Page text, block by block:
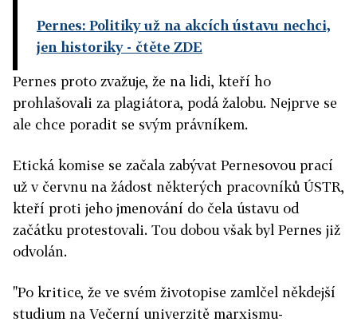
Pernes: Politiky už na akcích ústavu nechci,
jen historiky- čtěte ZDE
Pernes proto zvažuje, že na lidi, kteří ho
prohlašovali za plagiátora, podá žalobu. Nejprve se
ale chce poradit se svým právníkem.
Etická komise se začala zabývat Pernesovou prací
už v červnu na žádost některých pracovníků ÚSTR,
kteří proti jeho jmenování do čela ústavu od
začátku protestovali. Tou dobou však byl Pernes již
odvolán.
"Po kritice, že ve svém životopise zamlčel někdejší
studium na Večerní univerzitě marxismu-